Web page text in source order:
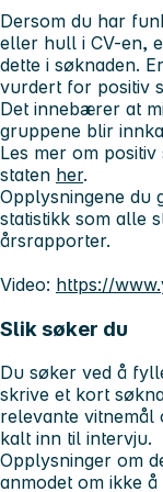
Dersom du har
eller hull i CV-en,
dette i søknaden.
vurdert for positiv
Det innebærer at
gruppene blir
Les mer om
staten her.
Opplysningene du
statistikk som alle
årsrapporter.
Video: https://
Slik søker du
Du søker ved å
skrive et kort
relevante vitnemål
kalt inn til intervju.
Opplysninger om
anmodet om ikke